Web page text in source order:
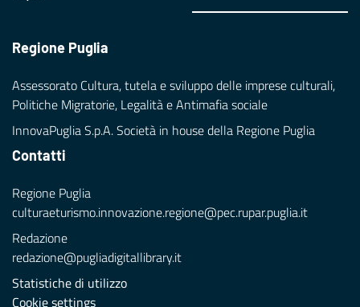
Regione Puglia
Assessorato Cultura, tutela e sviluppo delle imprese culturali,
Politiche Migratorie, Legalità e Antimafia sociale
InnovaPuglia S.p.A. Società in house della Regione Puglia
Contatti
Regione Puglia
culturaeturismo.innovazione.regione@pec.rupar.puglia.it
Redazione
redazione@pugliadigitallibrary.it
Statistiche di utilizzo
Cookie settings